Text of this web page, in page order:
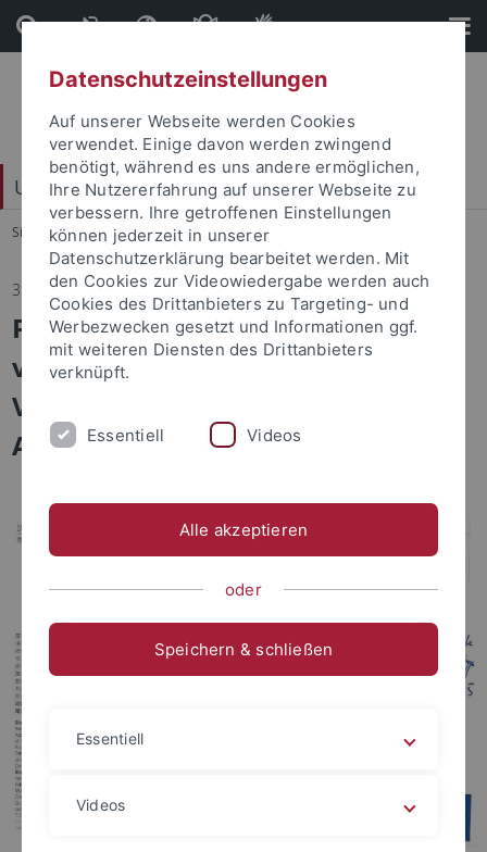
Direkt
zum
Inhalt
Direkt
zur
Fußleiste
Universitätsbund e. V.
Sie sind hier: Startseite ... Ihr Engagement kommt an
31.03.2026
Postkartengrüße aus Hongkong
vom Tübinger Team des Willem C.
Vis International Commercial
Arbitration Moot
Datenschutzeinstellungen
Auf unserer Webseite werden Cookies
verwendet. Einige davon werden zwingend
benötigt, während es uns andere ermöglichen,
Ihre Nutzererfahrung auf unserer Webseite zu
verbessern. Ihre getroffenen Einstellungen
können jederzeit in unserer
Datenschutzerklärung bearbeitet werden. Mit
den Cookies zur Videowiedergabe werden auch
Cookies des Drittanbieters zu Targeting- und
Werbezwecken gesetzt und Informationen ggf.
mit weiteren Diensten des Drittanbieters
verknüpft.
Essentiell Videos
Alle akzeptieren
oder
Speichern & schließen
Essentiell
Videos